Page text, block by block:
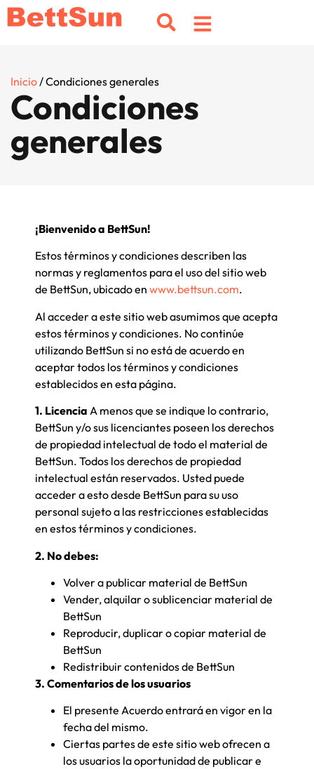
Inicio/ Condiciones generales
Condiciones
generales
¡Bienvenido a BettSun!
Estos términos y condiciones describen las
normas y reglamentos para el uso del sitio web
de BettSun, ubicado en www.bettsun.com.
Al acceder a este sitio web asumimos que acepta
estos términos y condiciones. No continúe
utilizando BettSun si no está de acuerdo en
aceptar todos los términos y condiciones
establecidos en esta página.
1. Licencia A menos que se indique lo contrario,
BettSun y/o sus licenciantes poseen los derechos
de propiedad intelectual de todo el material de
BettSun. Todos los derechos de propiedad
intelectual están reservados. Usted puede
acceder a esto desde BettSun para su uso
personal sujeto a las restricciones establecidas
en estos términos y condiciones.
2. No debes:
Volver a publicar material de BettSun
Vender, alquilar o sublicenciar material de
BettSun
Reproducir, duplicar o copiar material de
BettSun
Redistribuir contenidos de BettSun
3. Comentarios de los usuarios
El presente Acuerdo entrará en vigor en la
fecha del mismo.
Ciertas partes de este sitio web ofrecen a
los usuarios la oportunidad de publicar e